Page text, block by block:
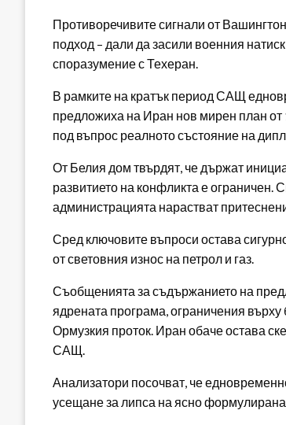
Противоречивите сигнали от
подход – дали да засили военния
споразумение с Техеран.
В рамките на кратък период САЩ
предложиха на Иран нов мирен план от
под въпрос реалното състояние на
От Белия дом твърдят, че държат
развитието на конфликта е
администрацията нарастват
Сред ключовите въпроси остава
от световния износ на петрол и газ.
Съобщенията за съдържанието на
ядрената програма, ограничения
Ормузкия проток. Иран обаче остава
САЩ.
Анализатори посочват, че
усещане за липса на ясно формулирана